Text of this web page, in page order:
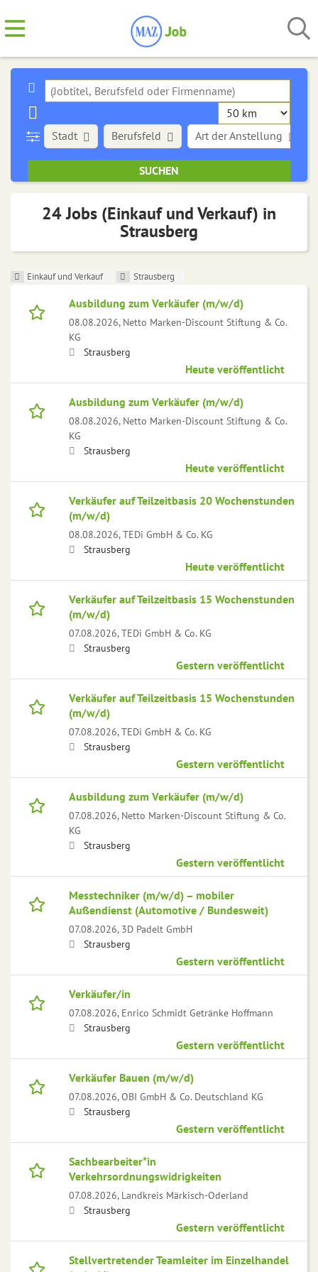
Stadt Art der Anstellung
Berufsfeld
24 Jobs (Einkauf und Verkauf) in
Strausberg
Einkauf und Verkauf Strausberg
Ausbildung zum Verkäufer (m/w/d)
08.08.2026, Netto Marken-Discount Stiftung & Co.
KG
Strausberg
Heute veröffentlicht
Ausbildung zum Verkäufer (m/w/d)
08.08.2026, Netto Marken-Discount Stiftung & Co.
KG
Strausberg
Heute veröffentlicht
Verkäufer auf Teilzeitbasis 20 Wochenstunden
(m/w/d)
08.08.2026,TEDi GmbH & Co. KG
Strausberg
Heute veröffentlicht
Verkäufer auf Teilzeitbasis 15 Wochenstunden
(m/w/d)
07.08.2026,TEDi GmbH & Co. KG
Strausberg
Gestern veröffentlicht
Verkäufer auf Teilzeitbasis 15 Wochenstunden
(m/w/d)
07.08.2026,TEDi GmbH & Co. KG
Strausberg
Gestern veröffentlicht
Ausbildung zum Verkäufer (m/w/d)
07.08.2026, Netto Marken-Discount Stiftung & Co.
KG
Strausberg
Gestern veröffentlicht
Messtechniker (m/w/d) – mobiler
Außendienst (Automotive / Bundesweit)
07.08.2026, 3D Padelt GmbH
Strausberg
Gestern veröffentlicht
Verkäufer/in
07.08.2026, Enrico Schmidt Getränke Hoffmann
Strausberg
Gestern veröffentlicht
Verkäufer Bauen (m/w/d)
07.08.2026,OBI GmbH & Co. Deutschland KG
Strausberg
Gestern veröffentlicht
Sachbearbeiter*in
Verkehrsordnungswidrigkeiten
07.08.2026, Landkreis Märkisch-Oderland
Strausberg
Gestern veröffentlicht
Stellvertretender Teamleiter im Einzelhandel